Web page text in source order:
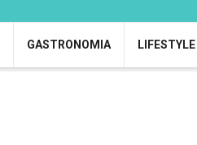
GASTRONOMIA LIFESTYLE